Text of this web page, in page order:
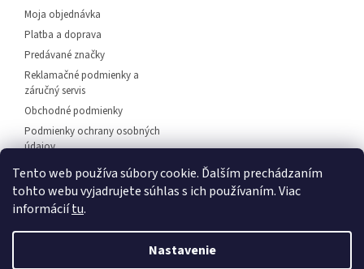
Tento web používa súbory cookie. Ďalším prechádzaním
tohto webu vyjadrujete súhlas s ich používaním. Viac
informáciítu.
Nastavenie
Moja objednávka
Platba a doprava
Predávané značky
Reklamačné podmienky a
záručný servis
Obchodné podmienky
Podmienky ochrany osobných
údajov
Predajňa svietidiel Dunajská
Streda
Napíšte nám